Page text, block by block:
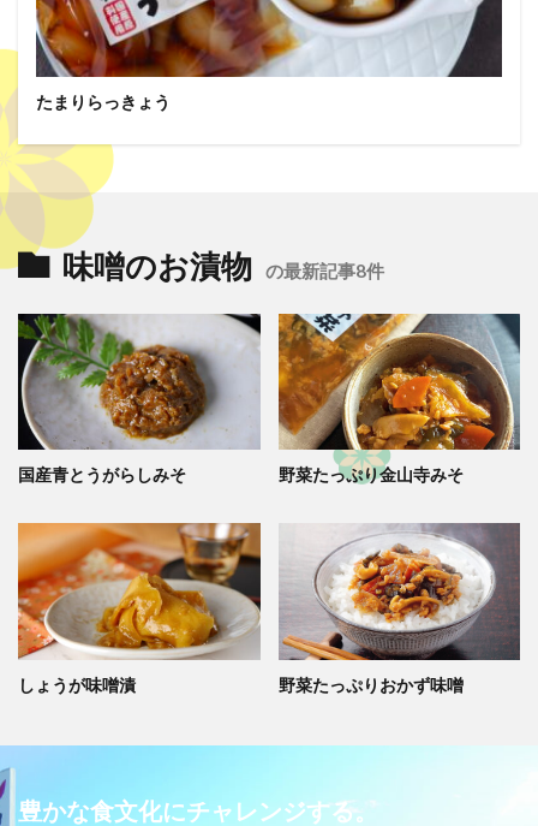
たまりらっきょう
味噌のお漬物 の最新記事8件
国産青とうがらしみそ 野菜たっぷり金山寺みそ
しょうが味噌漬 野菜たっぷりおかず味噌
豊かな食文化にチャレンジする。